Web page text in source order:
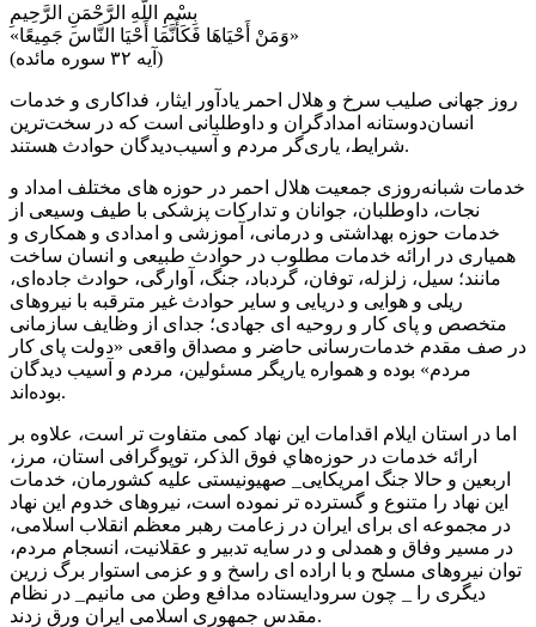
بِسْمِ اللَّهِ الرَّحْمَنِ الرَّحِیمِ
«وَمَنْ أَحْیَاهَا فَکَأَنَّمَا أَحْیَا النَّاسَ جَمِیعًا»
(آیه ۳۲ سوره مائده)
روز جهانی صلیب سرخ و هلال احمر یادآور ایثار، فداکاری و خدمات
انسان‌دوستانه امدادگران و داوطلبانی است که در سخت‌ترین
شرایط، یاری‌گر مردم و آسیب‌دیدگان حوادث هستند.
خدمات شبانه‌روزی جمعیت هلال احمر در حوزه های مختلف امداد و
نجات، داوطلبان، جوانان و تدارکات پزشکی با طیف وسیعی از
خدمات حوزه بهداشتی و درمانی، آموزشی و امدادی و همکاری و
همیاری در ارائه خدمات مطلوب در حوادث طبیعی و انسان ساخت
مانند؛ سیل، زلزله، توفان، گردباد، جنگ، آوارگی، حوادث جاده‌ای،
ریلی و هوایی و دریایی و سایر حوادث غیر مترقبه با نیروهای
متخصص و پای کار و روحیه ای جهادی؛ جدای از وظایف سازمانی
در صف مقدم خدمات‌رسانی حاضر و مصداق واقعی «دولت پای کار
مردم» بوده و همواره یاریگر مسئولین، مردم و آسیب‌ دیدگان
بوده‌اند.
اما در استان ایلام اقدامات این نهاد کمی متفاوت تر است، علاوه بر
ارائه خدمات در حوزه‌هاي فوق الذکر، توپوگرافی استان، مرز،
اربعین و حالا جنگ امریکایی_ صهیونیستی علیه کشورمان، خدمات
این نهاد را متنوع و گسترده تر نموده است، نیروهای خدوم این نهاد
در مجموعه ای برای ایران در زعامت رهبر معظم انقلاب اسلامی،
در مسیر وفاق و همدلی و در سایه تدبیر و عقلانیت، انسجام مردم،
توان نیروهای مسلح و با اراده ای راسخ و و عزمی استوار برگ زرین
دیگری را _ چون سرودایستاده مدافع وطن می مانیم_ در نظام
مقدس جمهوری اسلامی ایران ورق زدند.